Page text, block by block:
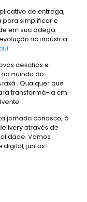
de entrega,
simplificar e
em sua adega.
na indústria
desafios e
mundo do
. Qualquer que
transformá-la em
jornada conosco, à
através de
Vamos
digital, juntos!